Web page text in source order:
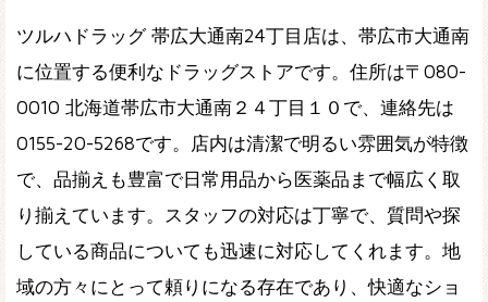
ツルハドラッグ 帯広大通南24丁目店は、帯広市大通南
に位置する便利なドラッグストアです。住所は〒080-
0010 北海道帯広市大通南２４丁目１０で、連絡先は
0155-20-5268です。店内は清潔で明るい雰囲気が特徴
で、品揃えも豊富で日常用品から医薬品まで幅広く取
り揃えています。スタッフの対応は丁寧で、質問や探
している商品についても迅速に対応してくれます。地
域の方々にとって頼りになる存在であり、快適なショ